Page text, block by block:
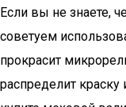
Если вы не знаете,
советуем
прокрасит
распределит краску